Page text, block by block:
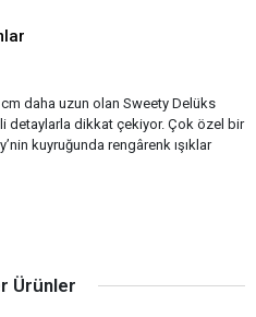
daha uzun olan Sweety Delüks
detaylarla dikkat çekiyor. Çok özel bir
kuyruğunda rengârenk ışıklar
Ürünler